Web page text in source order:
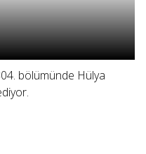
bölümünde Hülya